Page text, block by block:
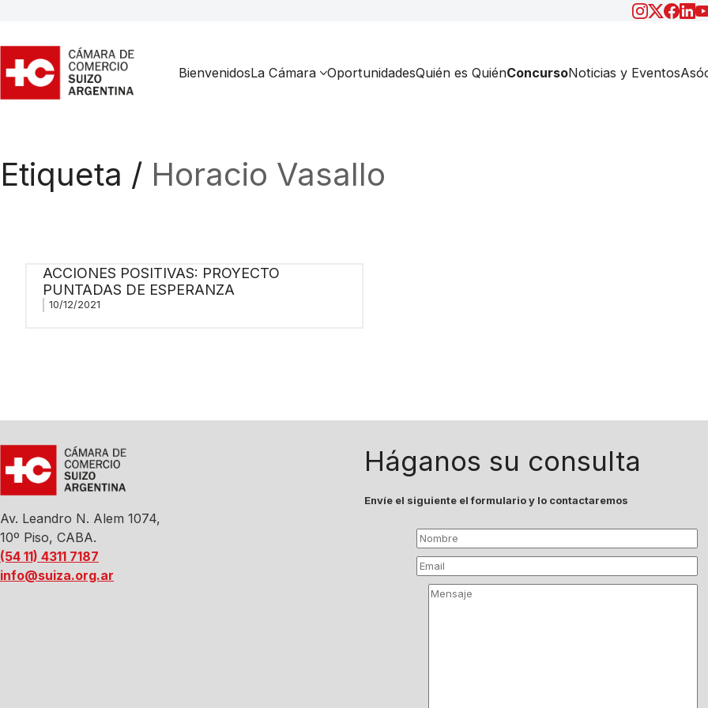
BienvenidosLa Cámara OportunidadesQuién es QuiénConcursoNoticias y Eventos
Etiqueta / Horacio Vasallo
ACCIONES POSITIVAS: PROYECTO
PUNTADAS DE ESPERANZA
10/12/2021
Av. Leandro N. Alem 1074,
10º Piso, CABA.
(54 11) 4311 7187
info@suiza.org.ar
Háganos su consulta
Envíe el siguiente el formulario y lo contactaremos